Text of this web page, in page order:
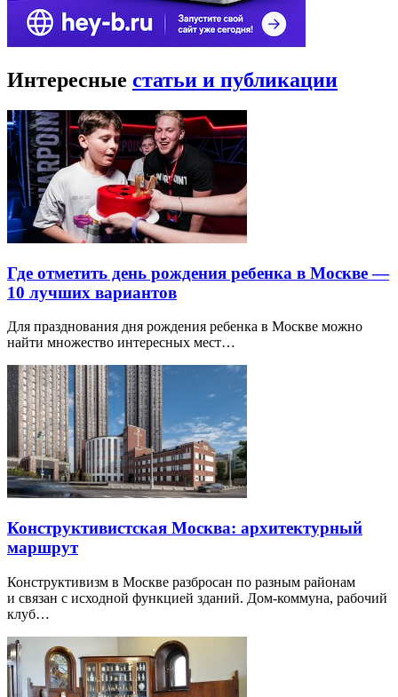
Интересные статьи и публикации
Где отметить день рождения ребенка в Москве —
10 лучших вариантов
Для празднования дня рождения ребенка в Москве можно
найти множество интересных мест…
Конструктивистская Москва: архитектурный
маршрут
Конструктивизм в Москве разбросан по разным районам
и связан с исходной функцией зданий. Дом-коммуна, рабочий
клуб…